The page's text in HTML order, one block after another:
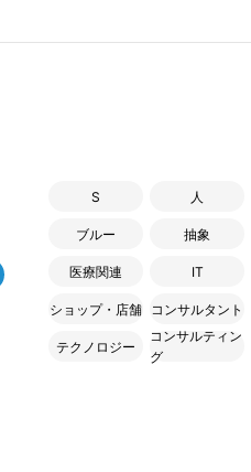
S 人
ブルー 抽象
医療関連 IT
ショップ・店舗 コンサルタント
テクノロジー
コンサルティン
グ